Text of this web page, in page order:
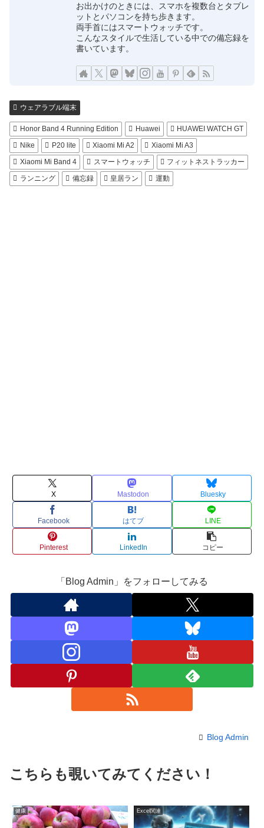
お出かけのときには、スマホを複数台とタブレ
ットとパソコンを持ち歩きます。
両手首にはスマートウォッチです。
こんなスタイルで生活している中での備忘録を
書いています。
ウェアラブル端末
Honor Band 4 Running Edition Huawei
HUAWEI WATCH GT
Nike
P20 lite Xiaomi Mi A2
Xiaomi Mi A3
Xiaomi Mi Band 4
スマートウォッチ
フィットネストラッカー
ランニング
備忘録 皇居ラン 運動
X Mastodon Bluesky
Facebook はてブ LINE
Pinterest LinkedIn コピー
「Blog Admin」をフォローしてみる
Blog Admin
こちらも覗いてみてください！
健康 Excel関連